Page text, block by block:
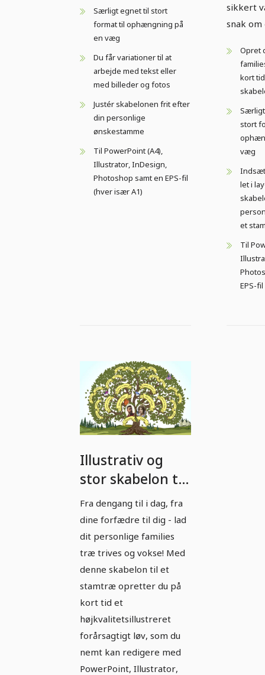
Særligt egnet til stort
format til ophængning på
en væg
Du får variationer til at
arbejde med tekst eller
med billeder og fotos
Justér skabelonen frit efter
din personlige
ønskestamme
Til PowerPoint (A4),
Illustrator, InDesign,
Photoshop samt en EPS-fil
(hver især A1)
sikkert
snak om
Opret
kort
stort
væg
let i
et
Til
EPS-
Illustrativ og
stor skabelon til
din
familieslægtstræ
- forårsfrisk
løværk.
Fra dengang til i dag, fra
dine forfædre til dig - lad
dit personlige families
træ trives og vokse! Med
denne skabelon til et
stamtræ opretter du på
kort tid et
højkvalitetsillustreret
forårsagtigt løv, som du
nemt kan redigere med
PowerPoint, Illustrator,